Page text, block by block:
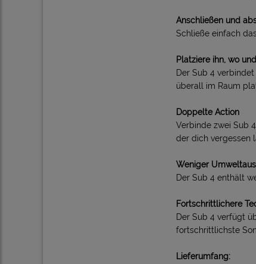
Anschließen und
Schließe einfach
Platziere ihn, wo
Der Sub 4
überall im Raum
Doppelte Action
Verbinde zwei Sub
der dich vergessen
Weniger
Der Sub 4 enthält
Fortschrittlichere
Der Sub 4 verfügt
fortschrittlichste
Lieferumfang: